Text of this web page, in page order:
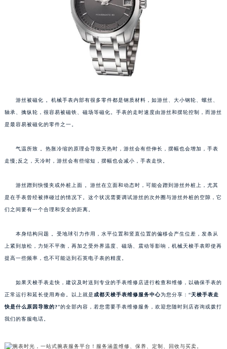
游丝被磁化 。机械手表内部有很多零件都是钢质材料，如游丝、大小钢轮、螺丝、
轴承、擒纵轮，很容易被磁铁、磁场等磁化。手表的走时速度由游丝和摆轮控制，而游丝
是最容易被磁化的零件之一。
气温所致 。热胀冷缩的原理会导致天热时，游丝会有些伸长，摆幅也会增加，手表
走慢;反之，天冷时，游丝会有些缩短，摆幅也会减小，手表走快。
游丝蹭到快慢夹或外桩上面 。游丝在立面和动态时，可能会蹭到游丝外桩上，尤其
是在手表曾经被摔碰过的情况下。这个状况需要调试游丝的次外圈与游丝外桩的空隙，它
们之间要有一个合理和安全的距离。
本身结构问题 。受地球引力作用，水平位置和竖直位置的偏移会产生位差，发条从
上紧到放松，力矩不平衡，再加之受外界温度、磁场、震动等影响，机械天梭手表即使再
提高一些频率，也不可能达到石英电子表的精度。
如果天梭手表走快，建议及时送到专业的手表维修店进行检查和维修，以确保手表的
正常运行和延长使用寿命。以上就是 成都天梭手表维修服务中心为您分享：“天梭手表走
快是什么原因导致的?”的全部内容，若您需要手表维修服务，欢迎您随时到店咨询或拨打
我们的客服电话。